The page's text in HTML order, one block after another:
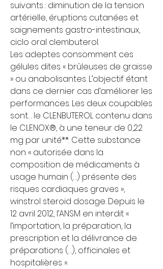
suivants : diminution de la tension
artérielle, éruptions cutanées et
saignements gastro-intestinaux,
ciclo oral clembuterol.
Les adeptes consomment ces
gélules dites « brûleuses de graisse
» ou anabolisantes. L’objectif étant
dans ce dernier cas d’améliorer les
performances. Les deux coupables
sont… le CLENBUTEROL contenu dans
le CLENOX®, à une teneur de 0,22
mg par unité**. Cette substance
non « autorisée dans la
composition de médicaments à
usage humain (…) présente des
risques cardiaques graves »,
winstrol steroid dosage. Depuis le
12 avril 2012, l’ANSM en interdit «
l’importation, la préparation, la
prescription et la délivrance de
préparations (…), officinales et
hospitalières ».